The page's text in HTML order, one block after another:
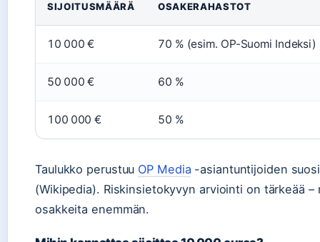
SIJOITUSMÄÄRÄ OSAKERAHASTOT
10 000 € 70 % (esim. OP-Suomi Indeksi)
50 000 € 60 %
100 000 € 50 %
Taulukko perustuu OP Media -asiantuntijoiden
(Wikipedia). Riskinsietokyvyn arviointi on tärkeää
osakkeita enemmän.